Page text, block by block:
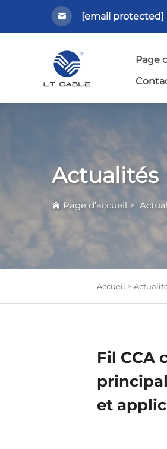
[email protected]
Page
Actualités
Page d’accueil >
Accueil >
Fil CCA
et